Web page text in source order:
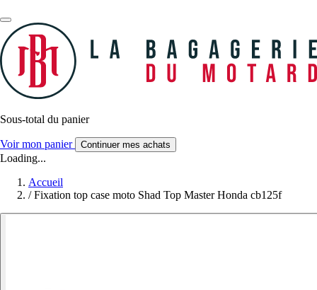
Sous-total du panier
Voir mon panier Continuer mes achats
Loading...
Accueil
/ Fixation top case moto Shad Top Master Honda cb125f